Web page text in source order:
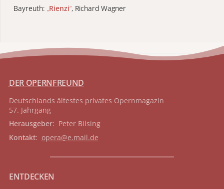
Bayreuth: „Rienzi“, Richard Wagner
DER OPERNFREUND
Deutschlands ältestes privates Opernmagazin
57. Jahrgang
Herausgeber: Peter Bilsing
Kontakt: opera@e.mail.de
ENTDECKEN